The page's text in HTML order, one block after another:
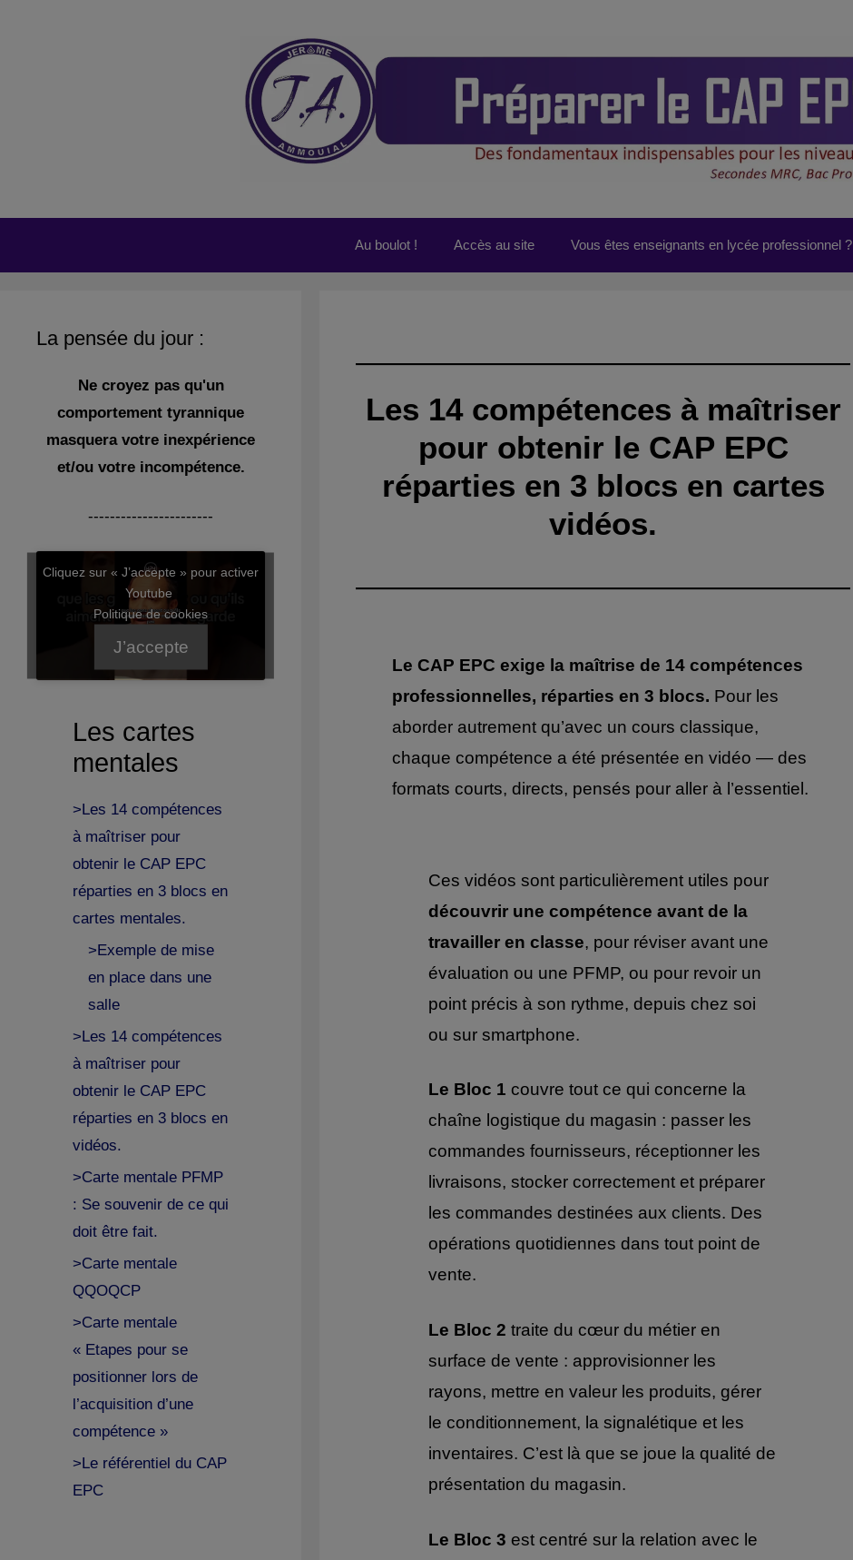
Au boulot ! Accès au site Vous êtes enseignants en lycée professionnel ?
Les 14 compétences à maîtriser
pour obtenir le CAP EPC
réparties en 3 blocs en cartes
vidéos.
Le CAP EPC exige la maîtrise de 14 compétences
professionnelles, réparties en 3 blocs. Pour les
aborder autrement qu’avec un cours classique,
chaque compétence a été présentée en vidéo — des
formats courts, directs, pensés pour aller à l’essentiel.
Ces vidéos sont particulièrement utiles pour
découvrir une compétence avant de la
travailler en classe, pour réviser avant une
évaluation ou une PFMP, ou pour revoir un
point précis à son rythme, depuis chez soi
ou sur smartphone.
Le Bloc 1 couvre tout ce qui concerne la
chaîne logistique du magasin : passer les
commandes fournisseurs, réceptionner les
livraisons, stocker correctement et préparer
les commandes destinées aux clients. Des
opérations quotidiennes dans tout point de
vente.
Le Bloc 2 traite du cœur du métier en
surface de vente : approvisionner les
rayons, mettre en valeur les produits, gérer
le conditionnement, la signalétique et les
inventaires. C’est là que se joue la qualité de
présentation du magasin.
Le Bloc 3 est centré sur la relation avec le
La pensée du jour :
Ne croyez pas qu'un
comportement tyrannique
masquera votre inexpérience
et/ou votre incompétence.
-----------------------
Cliquez sur « J’accepte » pour activer
Youtube
Politique de cookies
J’accepte
Les cartes
mentales
>Les 14 compétences
à maîtriser pour
obtenir le CAP EPC
réparties en 3 blocs en
cartes mentales.
>Exemple de mise
en place dans une
salle
>Les 14 compétences
à maîtriser pour
obtenir le CAP EPC
réparties en 3 blocs en
vidéos.
>Carte mentale PFMP
: Se souvenir de ce qui
doit être fait.
>Carte mentale
QQOQCP
>Carte mentale
« Etapes pour se
positionner lors de
l’acquisition d’une
compétence »
>Le référentiel du CAP
EPC